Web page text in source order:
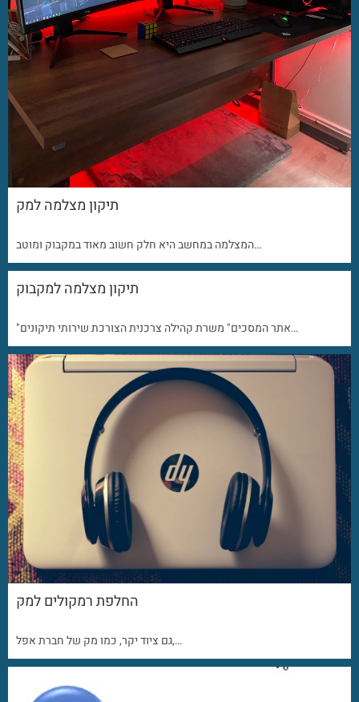
תיקון מצלמה למק
המצלמה במחשב היא חלק חשוב מאוד במקבוק ומוטב…
תיקון מצלמה למקבוק
"אתר המסכים" משרת קהילה צרכנית הצורכת שירותי תיקונים…
החלפת רמקולים למק
גם ציוד יקר, כמו מק של חברת אפל,…